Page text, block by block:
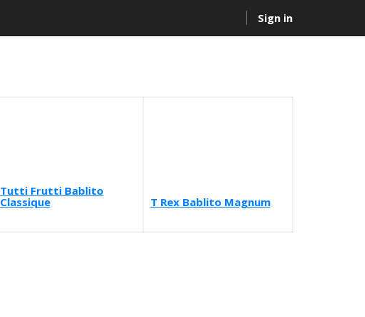
Sign in
Tutti Frutti Bablito
Classique
T Rex Bablito Magnum